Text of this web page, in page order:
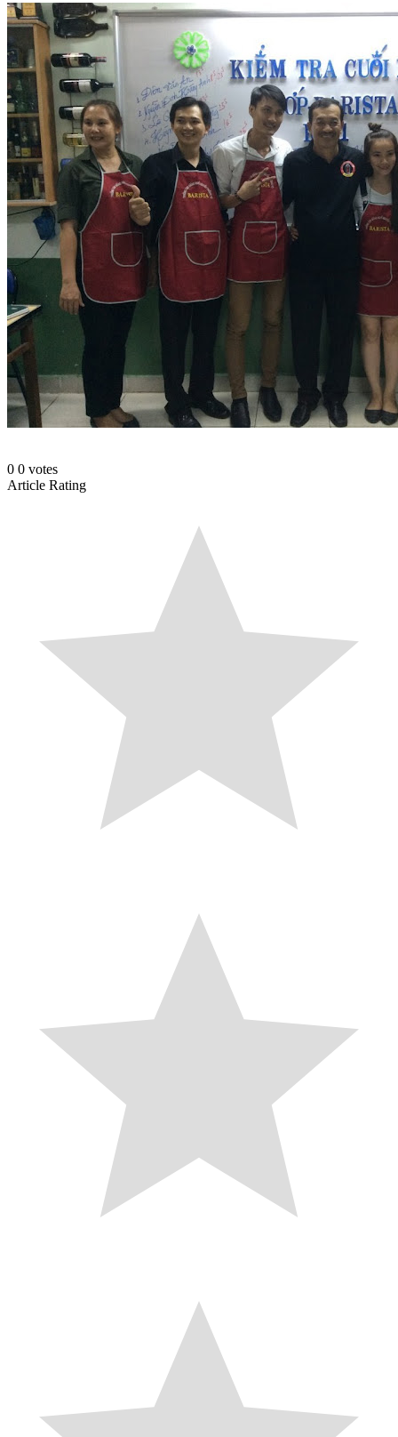
0 0 votes
Article Rating